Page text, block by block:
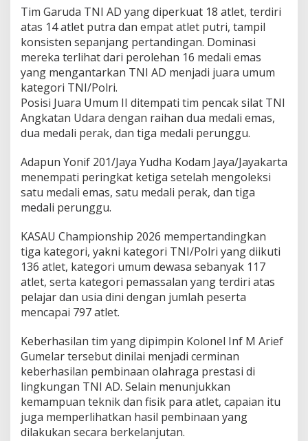
K
A
S
A
U
C
m
p
i
s
h
i
0
2
6
Tim Garuda TNI AD yang diperkuat 18 atlet, terdiri
atas 14 atlet putra dan empat atlet putri, tampil
konsisten sepanjang pertandingan. Dominasi
mereka terlihat dari perolehan 16 medali emas
yang mengantarkan TNI AD menjadi juara umum
kategori TNI/Polri.
Posisi Juara Umum II ditempati tim pencak silat TNI
Angkatan Udara dengan raihan dua medali emas,
dua medali perak, dan tiga medali perunggu.
Adapun Yonif 201/Jaya Yudha Kodam Jaya/Jayakarta
menempati peringkat ketiga setelah mengoleksi
satu medali emas, satu medali perak, dan tiga
medali perunggu.
KASAU Championship 2026 mempertandingkan
tiga kategori, yakni kategori TNI/Polri yang diikuti
136 atlet, kategori umum dewasa sebanyak 117
atlet, serta kategori pemassalan yang terdiri atas
pelajar dan usia dini dengan jumlah peserta
mencapai 797 atlet.
Keberhasilan tim yang dipimpin Kolonel Inf M Arief
Gumelar tersebut dinilai menjadi cerminan
keberhasilan pembinaan olahraga prestasi di
lingkungan TNI AD. Selain menunjukkan
kemampuan teknik dan fisik para atlet, capaian itu
juga memperlihatkan hasil pembinaan yang
dilakukan secara berkelanjutan.